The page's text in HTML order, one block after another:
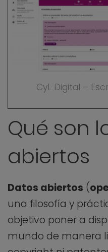
CyL Digital –
Qué son
abiertos
Datos abiertos (
una filosofía y
objetivo poner a
mundo de manera